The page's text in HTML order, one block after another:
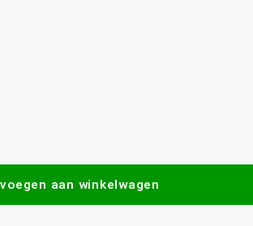
aan winkelwagen